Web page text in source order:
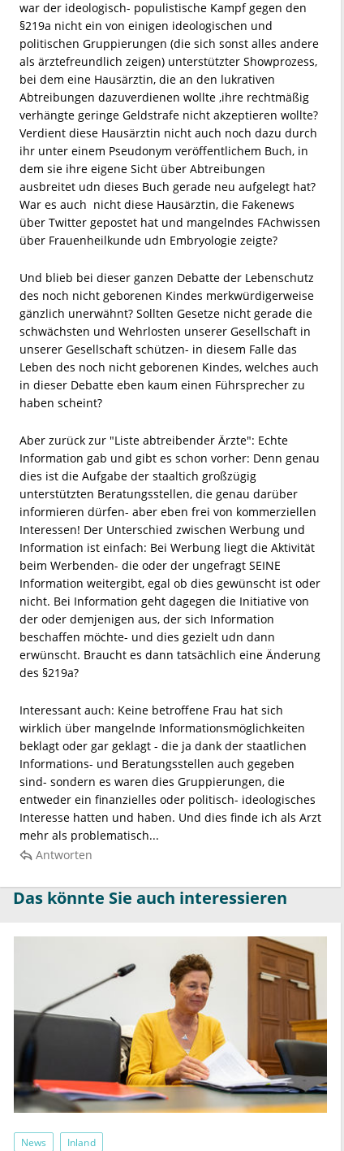
war der ideologisch- populistische Kampf gegen den
§219a nicht ein von einigen ideologischen und
politischen Gruppierungen (die sich sonst alles andere
als ärztefreundlich zeigen) unterstützter Showprozess,
bei dem eine Hausärztin, die an den lukrativen
Abtreibungen dazuverdienen wollte ,ihre rechtmäßig
verhängte geringe Geldstrafe nicht akzeptieren wollte?
Verdient diese Hausärztin nicht auch noch dazu durch
ihr unter einem Pseudonym veröffentlichem Buch, in
dem sie ihre eigene Sicht über Abtreibungen
ausbreitet udn dieses Buch gerade neu aufgelegt hat?
War es auch nicht diese Hausärztin, die Fakenews
über Twitter gepostet hat und mangelndes FAchwissen
über Frauenheilkunde udn Embryologie zeigte?
Und blieb bei dieser ganzen Debatte der Lebenschutz
des noch nicht geborenen Kindes merkwürdigerweise
gänzlich unerwähnt? Sollten Gesetze nicht gerade die
schwächsten und Wehrlosten unserer Gesellschaft in
unserer Gesellschaft schützen- in diesem Falle das
Leben des noch nicht geborenen Kindes, welches auch
in dieser Debatte eben kaum einen Führsprecher zu
haben scheint?
Aber zurück zur "Liste abtreibender Ärzte": Echte
Information gab und gibt es schon vorher: Denn genau
dies ist die Aufgabe der staaltich großzügig
unterstützten Beratungsstellen, die genau darüber
informieren dürfen- aber eben frei von kommerziellen
Interessen! Der Unterschied zwischen Werbung und
Information ist einfach: Bei Werbung liegt die Aktivität
beim Werbenden- die oder der ungefragt SEINE
Information weitergibt, egal ob dies gewünscht ist oder
nicht. Bei Information geht dagegen die Initiative von
der oder demjenigen aus, der sich Information
beschaffen möchte- und dies gezielt udn dann
erwünscht. Braucht es dann tatsächlich eine Änderung
des §219a?
Interessant auch: Keine betroffene Frau hat sich
wirklich über mangelnde Informationsmöglichkeiten
beklagt oder gar geklagt - die ja dank der staatlichen
Informations- und Beratungsstellen auch gegeben
sind- sondern es waren dies Gruppierungen, die
entweder ein finanzielles oder politisch- ideologisches
Interesse hatten und haben. Und dies finde ich als Arzt
mehr als problematisch...
Antworten
Das könnte Sie auch interessieren
News Inland